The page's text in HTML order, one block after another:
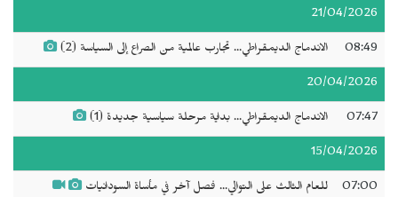
21/04/2026
08:49 الاندماج الديمقراطي... تجارب عالمية من الصراع إلى السياسة (2)
20/04/2026
07:47 الاندماج الديمقراطي... بداية مرحلة سياسية جديدة (1)
15/04/2026
07:00 للعام الثالث على التوالي... فصل آخر في مأساة السودانيات